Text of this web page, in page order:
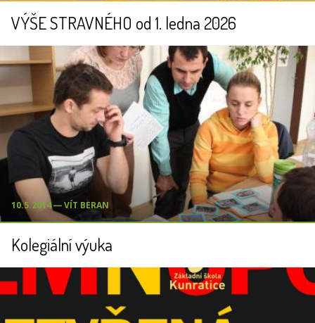
VÝŠE STRAVNÉHO od 1. ledna 2026
10.5.2014 ― VÍT BERAN
Kolegiální výuka